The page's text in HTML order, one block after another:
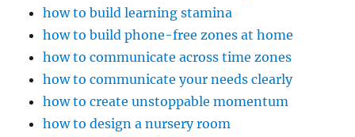
how to build learning stamina
how to build phone-free zones at home
how to communicate across time zones
how to communicate your needs clearly
how to create unstoppable momentum
how to design a nursery room